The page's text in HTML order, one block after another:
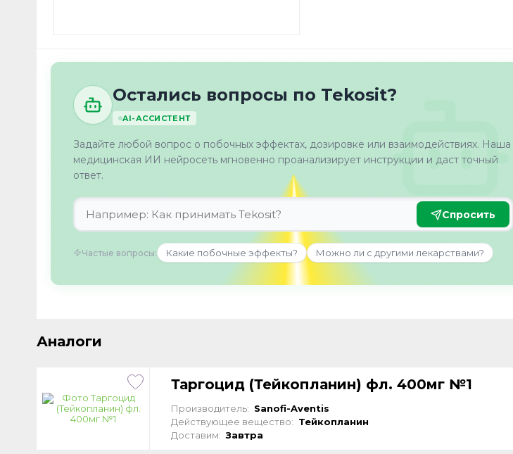
Остались вопросы по Tekosit?
AI-АССИСТЕНТ
Задайте любой вопрос о побочных эффектах, дозировке или взаимодействиях. Наша
медицинская ИИ нейросеть мгновенно проанализирует инструкции и даст точный
ответ.
Спросить
Частые вопросы: Какие побочные эффекты? Можно ли с другими лекарствами?
Аналоги
Таргоцид (Тейкопланин) фл. 400мг №1
Производитель: Sanofi-Aventis
Действующее вещество: Тейкопланин
Доставим: Завтра